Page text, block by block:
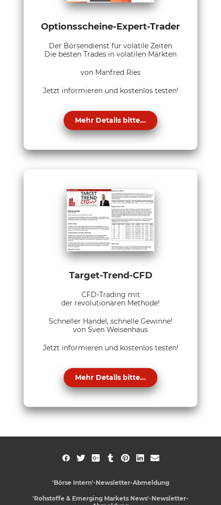
Optionsscheine-Expert-Trader
Der Börsendienst für volatile Zeiten
Die besten Trades in volatilen Märkten
von Manfred Ries
Jetzt informieren und kostenlos testen!
Mehr Details bitte...
Target-Trend-CFD
CFD-Trading mit
der revolutionären Methode!
Schneller Handel, schnelle Gewinne!
von Sven Weisenhaus
Jetzt informieren und kostenlos testen!
Mehr Details bitte...
'Börse Intern'-Newsletter-Abmeldung
'Rohstoffe & Emerging Markets News'-Newsletter-